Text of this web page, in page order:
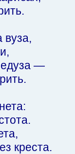
вуза,
—
креста.